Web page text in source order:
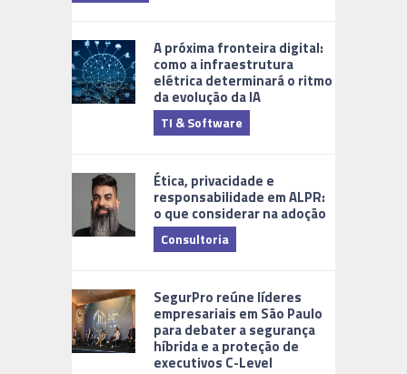
A próxima fronteira digital:
como a infraestrutura
elétrica determinará o ritmo
da evolução da IA
TI & Software
Ética, privacidade e
responsabilidade em ALPR:
o que considerar na adoção
Consultoria
SegurPro reúne líderes
empresariais em São Paulo
para debater a segurança
híbrida e a proteção de
executivos C-Level